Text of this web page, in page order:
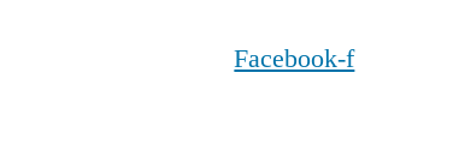
Facebook-f